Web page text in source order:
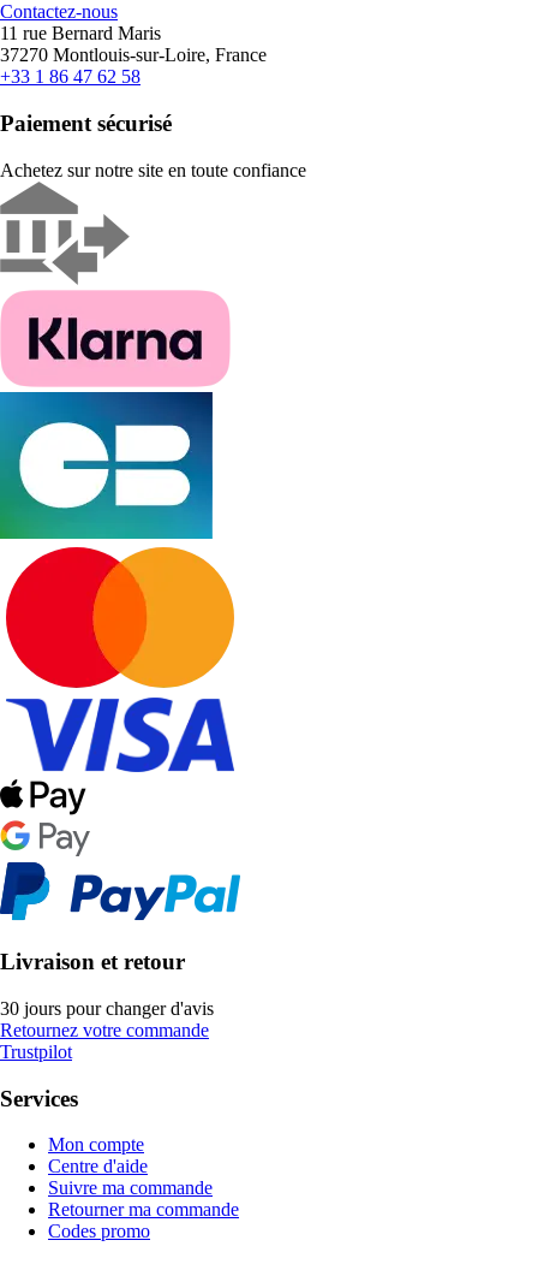
Contactez-nous
11 rue Bernard Maris
37270 Montlouis-sur-Loire, France
+33 1 86 47 62 58
Paiement sécurisé
Achetez sur notre site en toute confiance
Livraison et retour
30 jours pour changer d'avis
Retournez votre commande
Trustpilot
Services
Mon compte
Centre d'aide
Suivre ma commande
Retourner ma commande
Codes promo